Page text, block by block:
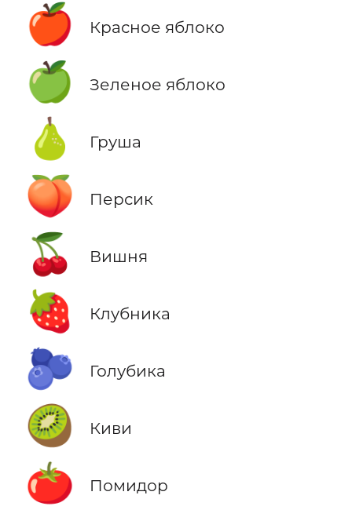
🍎 Красное яблоко
🍏 Зеленое яблоко
🍐 Груша
🍑 Персик
🍒 Вишня
🍓 Клубника
🫐 Голубика
🥝 Киви
🍅 Помидор